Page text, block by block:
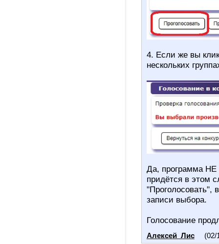
4. Если же вы
нескольких
Да, программа НЕ
придётся в этом
"Проголосовать",
записи выбора.
Голосование
Алексей_Лис (02/